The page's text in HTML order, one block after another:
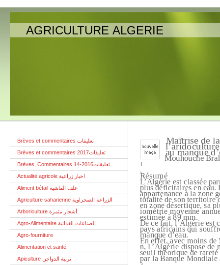
AGRICULTURE ALGERIE
Brèves et commentaires تعليقات
Brèves et commentaires تعليقات2017
Brèves, Commentaires تعليقات2016-14
Actualité agricole اخبار زراعية
Aliment bétail علف الماشية
Agriculture saharienne الزراعة الصحراوية
Arboriculture أشجار مثمرة
Agro-Alimentaire الصناعات الغذائية
Agro-fourniture
Alimentation et santé
Apiculture تربية الدواجن
Maîtrise de
au manque
Mouhouche
1
.
Résumé
L’Algérie est classée
plus déficitaires en eau.
appartenance à la zone
totalité de son territoire
en zone désertique, sa
iométrie moyenne
estimée à 89 mm.
De ce fait, l’Algérie est
pays africains qui
manque d’eau.
En effet, avec moins de
n, L’Algérie dispose de
seuil théorique de
par la Banque Mondiale